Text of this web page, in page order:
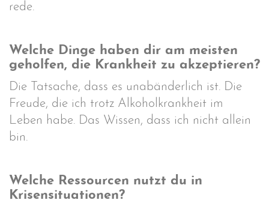
rede.
Welche Dinge haben dir am meisten
geholfen, die Krankheit zu akzeptieren?
Die Tatsache, dass es unabänderlich ist. Die
Freude, die ich trotz Alkoholkrankheit im
Leben habe. Das Wissen, dass ich nicht allein
bin.
Welche Ressourcen nutzt du in
Krisensituationen?